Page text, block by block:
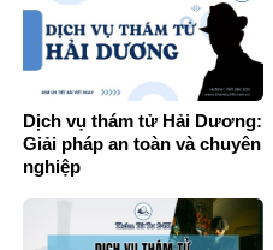
Dịch vụ thám tử Hải Dương:
Giải pháp an toàn và chuyên
nghiệp